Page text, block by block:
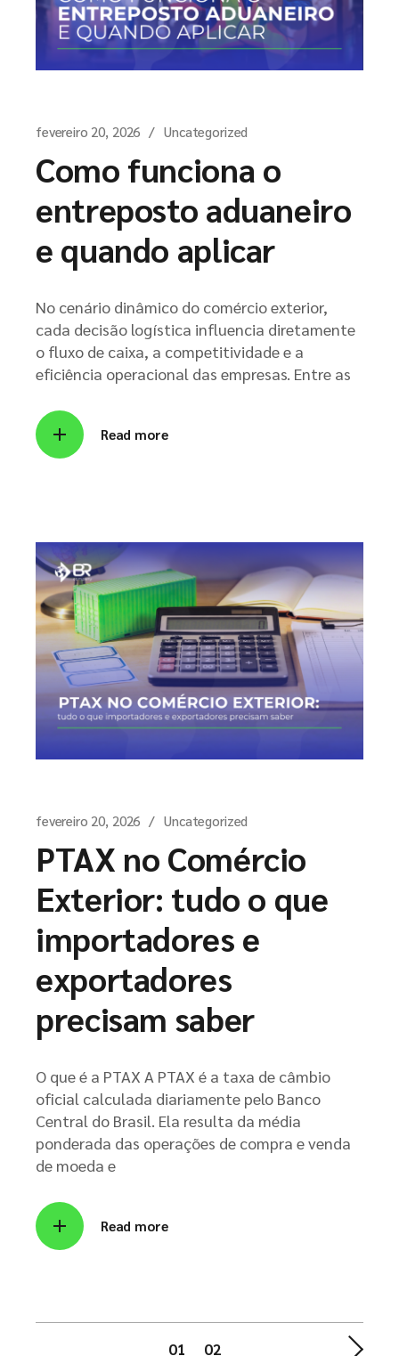
fevereiro 20, 2026 Uncategorized
Como funciona o
entreposto aduaneiro
e quando aplicar
No cenário dinâmico do comércio exterior,
cada decisão logística influencia diretamente
o fluxo de caixa, a competitividade e a
eficiência operacional das empresas. Entre as
Read more
fevereiro 20, 2026 Uncategorized
PTAX no Comércio
Exterior: tudo o que
importadores e
exportadores
precisam saber
O que é a PTAX A PTAX é a taxa de câmbio
oficial calculada diariamente pelo Banco
Central do Brasil. Ela resulta da média
ponderada das operações de compra e venda
de moeda e
Read more
01 02